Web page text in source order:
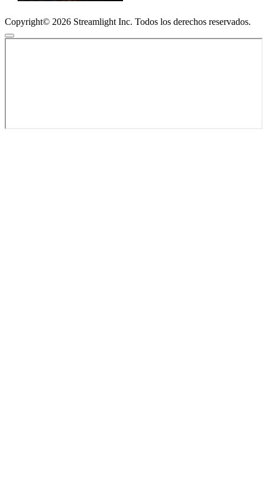
Copyright© 2026 Streamlight Inc. Todos los derechos reservados.